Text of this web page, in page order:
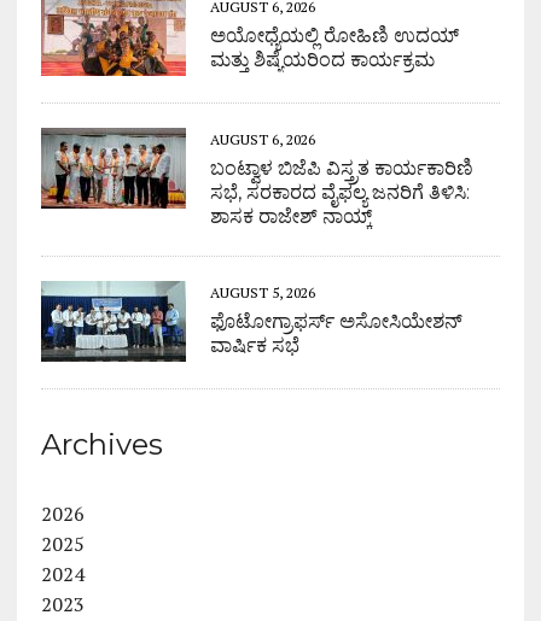
AUGUST 6, 2026
ಅಯೋಧ್ಯೆಯಲ್ಲಿ ರೋಹಿಣಿ ಉದಯ್
ಮತ್ತು ಶಿಷ್ಯೆಯರಿಂದ ಕಾರ್ಯಕ್ರಮ
AUGUST 6, 2026
ಬಂಟ್ವಾಳ ಬಿಜೆಪಿ ವಿಸ್ತ್ರತ ಕಾರ್ಯಕಾರಿಣಿ
ಸಭೆ, ಸರಕಾರದ ವೈಫಲ್ಯ ಜನರಿಗೆ ತಿಳಿಸಿ:
ಶಾಸಕ ರಾಜೇಶ್ ನಾಯ್ಕ್
AUGUST 5, 2026
ಫೊಟೋಗ್ರಾಫರ್ಸ್ ಅಸೋಸಿಯೇಶನ್
ವಾರ್ಷಿಕ ಸಭೆ
Archives
2026
2025
2024
2023